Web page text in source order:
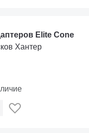
Elite Cone
Хантер